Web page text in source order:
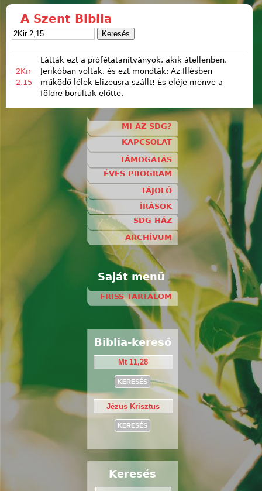
A Szent Biblia
2Kir
2,15
Látták ezt a prófétatanítványok, akik átellenben,
Jerikóban voltak, és ezt mondták: Az Illésben
működő lélek Elizeusra szállt! És eléje menve a
földre borultak előtte.
MI AZ SDG?
KAPCSOLAT
TÁMOGATÁS
ÉVES PROGRAM
TÁJOLÓ
ÍRÁSOK
SDG HÁZ
ARCHÍVUM
Saját menü
FRISS TARTALOM
Biblia-kereső
Keresés